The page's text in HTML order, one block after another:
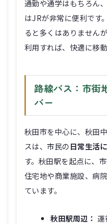
通勤や通学はもちろん
はJRが非常に便利です
ると多くはありません
利用すれば、快適に移動
路線バス：市街
バー
秋田市を中心に、秋田
スは、市民の日常生活
す。秋田駅を起点に、
住宅地や商業施設、病
ています。
秋田駅周辺：